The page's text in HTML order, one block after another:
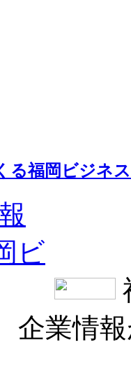
る福岡ビジネ
企業情